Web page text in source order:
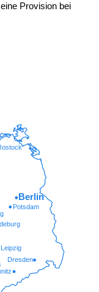
Provision bei
Dresden
Potsdam
Leipzig
Berlin